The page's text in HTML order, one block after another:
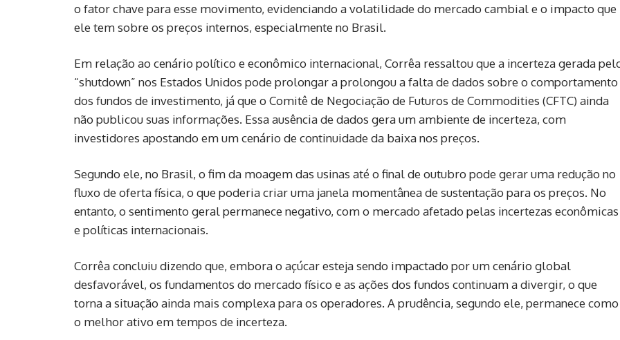
o fator chave para esse movimento, evidenciando a volatilidade do mercado cambial e o impacto que
ele tem sobre os preços internos, especialmente no Brasil.
Em relação ao cenário político e econômico internacional, Corrêa ressaltou que a incerteza gerada
“shutdown” nos Estados Unidos pode prolongar a prolongou a falta de dados sobre o comportamento
dos fundos de investimento, já que o Comitê de Negociação de Futuros de Commodities (CFTC) ainda
não publicou suas informações. Essa ausência de dados gera um ambiente de incerteza, com
investidores apostando em um cenário de continuidade da baixa nos preços.
Segundo ele, no Brasil, o fim da moagem das usinas até o final de outubro pode gerar uma redução no
fluxo de oferta física, o que poderia criar uma janela momentânea de sustentação para os preços. No
entanto, o sentimento geral permanece negativo, com o mercado afetado pelas incertezas econômicas
e políticas internacionais.
Corrêa concluiu dizendo que, embora o açúcar esteja sendo impactado por um cenário global
desfavorável, os fundamentos do mercado físico e as ações dos fundos continuam a divergir, o que
torna a situação ainda mais complexa para os operadores. A prudência, segundo ele, permanece como
o melhor ativo em tempos de incerteza.